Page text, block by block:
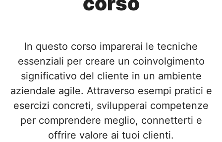
In questo corso imparerai le tecniche
essenziali per creare un coinvolgimento
significativo del cliente in un ambiente
aziendale agile. Attraverso esempi pratici e
esercizi concreti, svilupperai competenze
per comprendere meglio, connetterti e
offrire valore ai tuoi clienti.